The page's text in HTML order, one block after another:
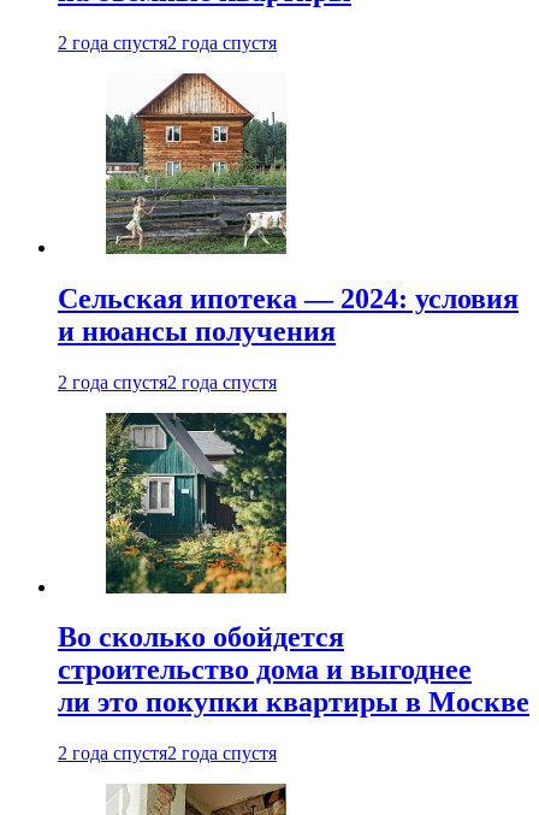
2 года спустя2 года спустя
Сельская ипотека — 2024: условия
и нюансы получения
2 года спустя2 года спустя
Во сколько обойдется
строительство дома и выгоднее
ли это покупки квартиры в Москве
2 года спустя2 года спустя